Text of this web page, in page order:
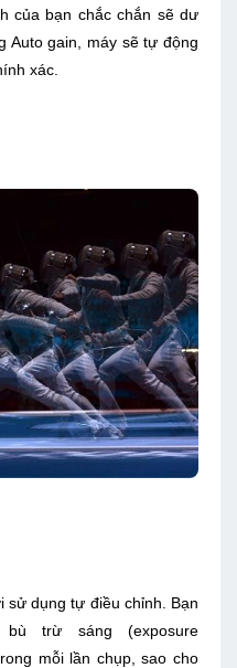
của bạn chắc chắn sẽ dư
Auto gain, máy sẽ tự động
xác.
dụng tự điều chỉnh. Bạn
trừ sáng (exposure
mỗi lần chụp, sao cho